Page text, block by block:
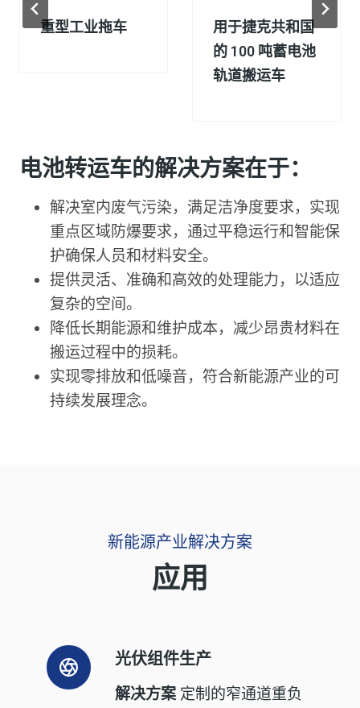
重型工业拖车
用于捷克共和国
的 100 吨蓄电池
轨道搬运车
电池转运车的解决方案在于：
解决室内废气污染，满足洁净度要求，实现
重点区域防爆要求，通过平稳运行和智能保
护确保人员和材料安全。
提供灵活、准确和高效的处理能力，以适应
复杂的空间。
降低长期能源和维护成本，减少昂贵材料在
搬运过程中的损耗。
实现零排放和低噪音，符合新能源产业的可
持续发展理念。
新能源产业解决方案
应用
光伏组件生产
解决方案定制的窄通道重负